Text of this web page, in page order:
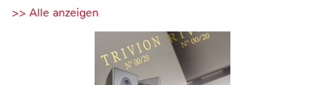
>> Alle anzeigen